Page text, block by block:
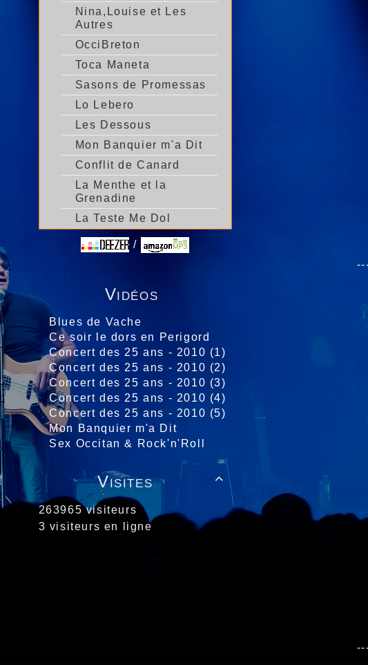
Nina,Louise et Les
Autres
OcciBreton
Toca Maneta
Sasons de Promessas
Lo Lebero
Les Dessous
Mon Banquier m'a Dit
Conflit de Canard
La Menthe et la
Grenadine
La Teste Me Dol
/
Vidéos
Blues de Vache
Ce soir le dors en Perigord
Concert des 25 ans - 2010 (1)
Concert des 25 ans - 2010 (2)
Concert des 25 ans - 2010 (3)
Concert des 25 ans - 2010 (4)
Concert des 25 ans - 2010 (5)
Mon Banquier m'a Dit
Sex Occitan & Rock'n'Roll

Visites
263965 visiteurs
3 visiteurs en ligne